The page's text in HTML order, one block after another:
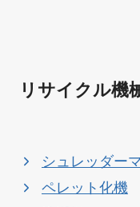
リサイクル機
シュレッダー
ペレット化機